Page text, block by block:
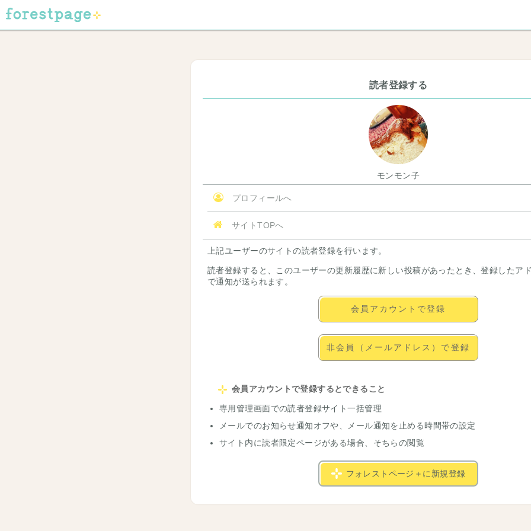
読者登録する
モンモン子
プロフィールへ
サイトTOPへ
上記ユーザーのサイトの読者登録を行います。
読者登録すると、このユーザーの更新履歴に新しい投稿があったとき、登録したア
で通知が送られます。
会員アカウントで登録
非会員（メールアドレス）で登録
会員アカウントで登録するとできること
専用管理画面での読者登録サイト一括管理
メールでのお知らせ通知オフや、メール通知を止める時間帯の設定
サイト内に読者限定ページがある場合、そちらの閲覧
フォレストページ＋に新規登録